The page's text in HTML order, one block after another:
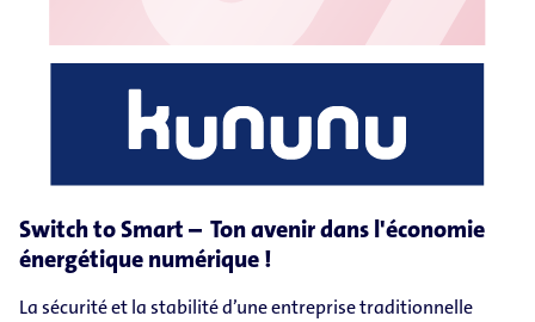
Switch to Smart – Ton avenir dans l'économie
énergétique numérique !
La sécurité et la stabilité d’une entreprise traditionnelle